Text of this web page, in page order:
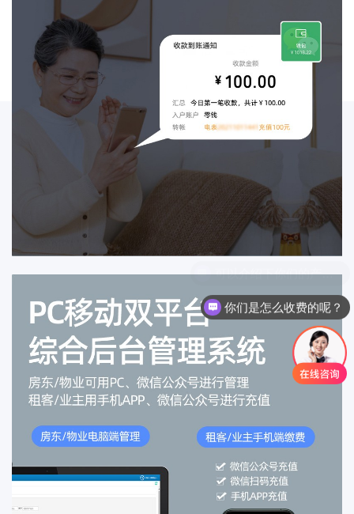
你们是怎么收费的呢？
现在有优惠活动么？